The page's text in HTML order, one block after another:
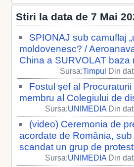
Stiri la data de 7 Mai
SPIONAJ sub camuflaj
moldovenesc? /
China a SURVOLAT
Sursa:Timpul Din
Fostul șef al
membru al Colegiului de
Sursa:UNIMEDIA Din
(video) Ceremonia de
acordate de România, sub
scandat un grup de
Sursa:UNIMEDIA Din